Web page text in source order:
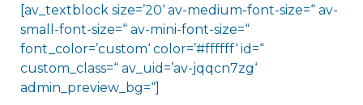
[av_textblock size=’20‘ av-medium-font-size=“ av-
small-font-size=“ av-mini-font-size=“
font_color=’custom‘ color=’#ffffff‘ id=“
custom_class=“ av_uid=’av-jqqcn7zg‘
admin_preview_bg=“]